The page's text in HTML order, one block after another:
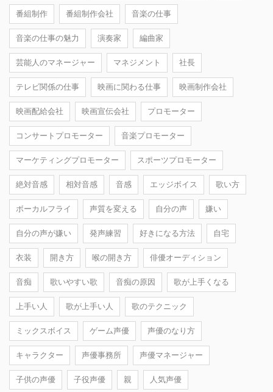
番組制作 番組制作会社 音楽の仕事
音楽の仕事の魅力 演奏家 編曲家
芸能人のマネージャー マネジメント 社長
テレビ関係の仕事 映画に関わる仕事 映画制作会社
映画配給会社 映画宣伝会社 プロモーター
コンサートプロモーター 音楽プロモーター
マーケティングプロモーター スポーツプロモーター
絶対音感 相対音感 音感 エッジボイス 歌い方
ボーカルフライ 声質を変える 自分の声 嫌い
自分の声が嫌い 発声練習 好きになる方法 自宅
衣装 開き方 喉の開き方 俳優オーディション
音痴 歌いやすい歌 音痴の原因 歌が上手くなる
上手い人 歌が上手い人 歌のテクニック
ミックスボイス ゲーム声優 声優のなり方
キャラクター 声優事務所 声優マネージャー
子供の声優 子役声優 親 人気声優